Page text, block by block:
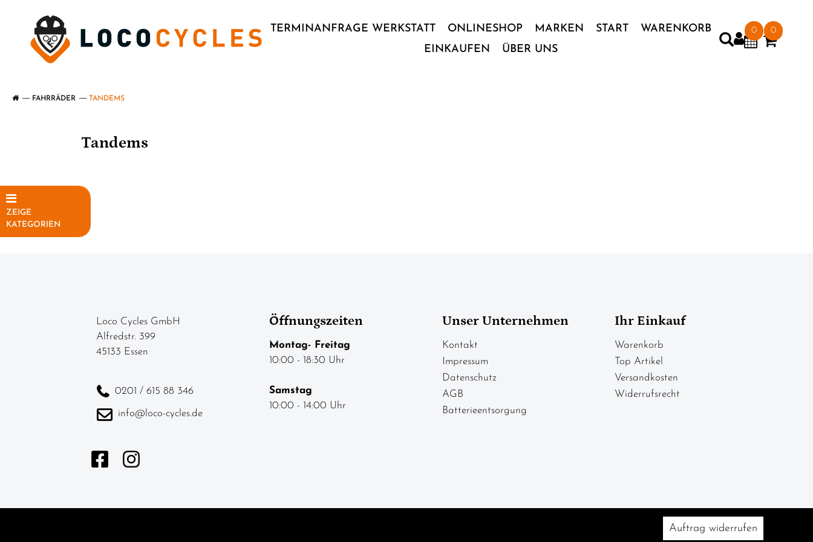
TERMINANFRAGE WERKSTATT ONLINESHOP MARKEN START
WARENKORB
EINKAUFEN
ÜBER UNS
0 0
FAHRRÄDER TANDEMS
ZEIGE
KATEGORIEN
Tandems
Loco Cycles GmbH
Alfredstr. 399
45133 Essen
0201 / 615 88 346
info@loco-cycles.de
Öffnungszeiten
Montag- Freitag
10:00 - 18:30 Uhr
Samstag
10:00 - 14:00 Uhr
Unser Unternehmen
Kontakt
Impressum
Datenschutz
AGB
Batterieentsorgung
Ihr Einkauf
Warenkorb
Top Artikel
Versandkosten
Widerrufsrecht
Auftrag widerrufen